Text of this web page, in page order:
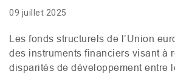
09 juillet 2025
Les fonds structurels de l’Union
des instruments financiers visant à
disparités de développement entre